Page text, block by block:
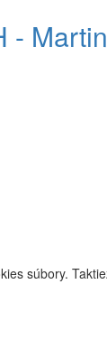
-
súbory.